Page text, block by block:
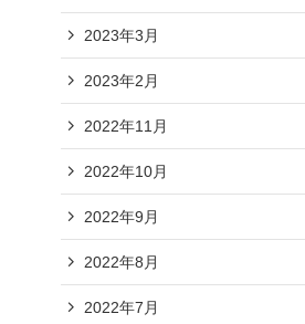
2023年3月
2023年2月
2022年11月
2022年10月
2022年9月
2022年8月
2022年7月